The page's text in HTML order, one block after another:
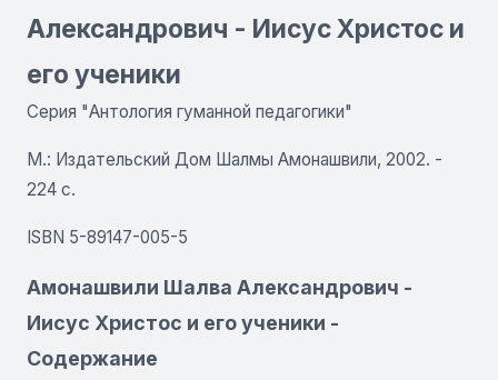
Александрович - Иисус Христос и
eгo ученики
Серия "Антология гуманной педагогики"
М.: Издательский Дом Шалмы Амонашвили, 2002. -
224 с.
ISBN 5-89147-005-5
Амонашвили Шалва Александрович -
Иисус Христос и eгo ученики -
Содержание